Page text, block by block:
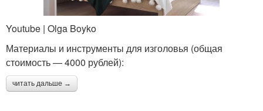
Youtube | Olga Boyko
Материалы и инструменты для изголовья (общая
стоимость — 4000 рублей):
читать дальше →